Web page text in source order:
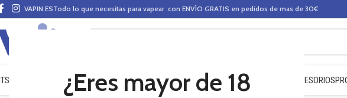
¿Eres mayor de 18
VAPIN.ESTodo lo que necesitas para vapear con ENVÍO GRATIS en pedidos de mas de 30€
VAPEO MODS CLAROMIZADORES BASES Y AROMAS (ALQUIMIA) ACCESORIOS